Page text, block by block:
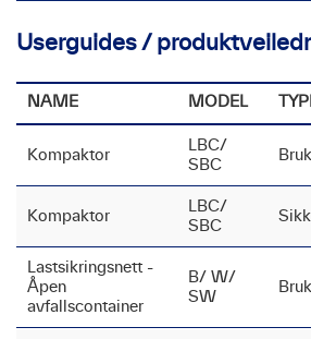
Userguides /
NAME MODEL
Kompaktor
LBC/
SBC
Kompaktor
LBC/
SBC
Lastsikringsnett -
Åpen
avfallscontainer
B/ W/
SW